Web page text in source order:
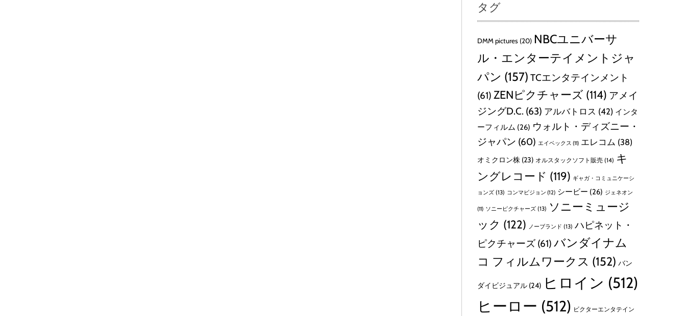
タグ
DMM pictures (20) NBCユニバーサ
ル・エンターテイメントジャ
パン (157) TCエンタテインメント
(61) ZENピクチャーズ (114) アメイ
ジングD.C. (63) アルバトロス (42) インタ
ーフィルム (26) ウォルト・ディズニー・
ジャパン (60) エイベックス (11) エレコム (38)
オミクロン株 (23) オルスタックソフト販売 (14) キ
ングレコード (119) ギャガ・コミュニケーシ
ョンズ (13) コンマビジョン (12) シービー (26) ジェネオン
(11) ソニーピクチャーズ (13) ソニーミュージ
ック (122) ノーブランド (13) ハピネット・
ピクチャーズ (61) バンダイナム
コ フィルムワークス (152) バン
ダイビジュアル (24) ヒロイン (512)
ヒーロー (512) ビクターエンタテイン